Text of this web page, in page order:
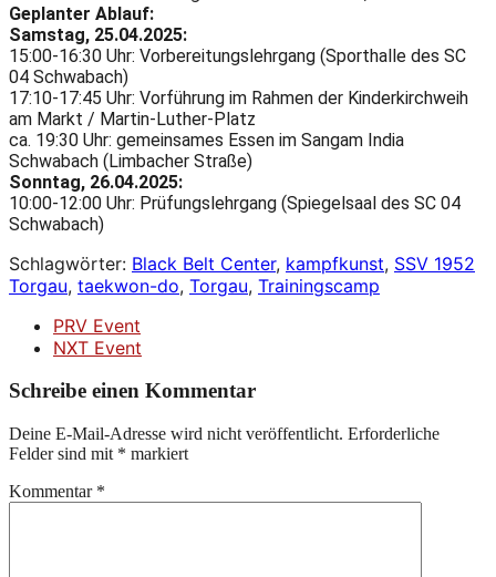
Geplanter Ablauf:
Samstag, 25.04.2025:
15:00-16:30 Uhr: Vorbereitungslehrgang (Sporthalle des SC
04 Schwabach)
17:10-17:45 Uhr: Vorführung im Rahmen der Kinderkirchweih
am Markt / Martin-Luther-Platz
ca. 19:30 Uhr: gemeinsames Essen im Sangam India
Schwabach (Limbacher Straße)
Sonntag, 26.04.2025:
10:00-12:00 Uhr: Prüfungslehrgang (Spiegelsaal des SC 04
Schwabach)
Schlagwörter: Black Belt Center, kampfkunst, SSV 1952
Torgau, taekwon-do, Torgau, Trainingscamp
PRV Event
NXT Event
Schreibe einen Kommentar
Deine E-Mail-Adresse wird nicht veröffentlicht. Erforderliche
Felder sind mit * markiert
Kommentar *